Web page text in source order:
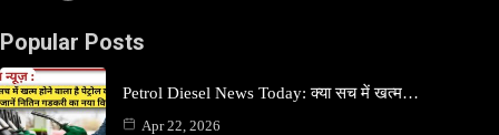
Popular Posts
Petrol Diesel News Today: क्या सच में खत्म…
Apr 22, 2026